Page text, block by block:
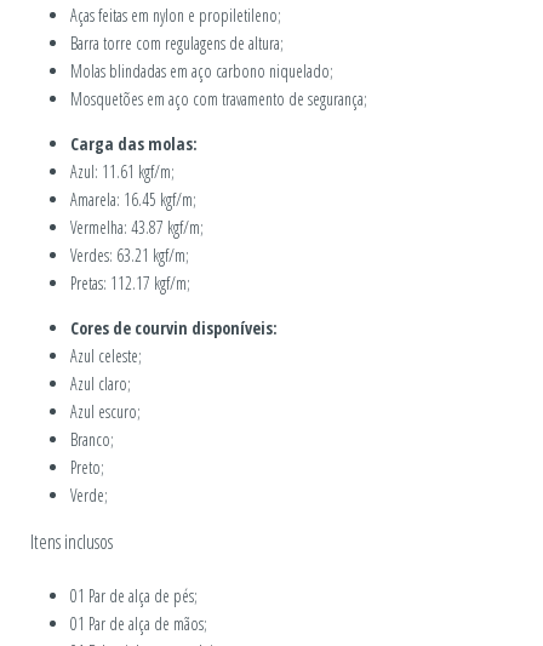
Aças feitas em nylon e propiletileno;
Barra torre com regulagens de altura;
Molas blindadas em aço carbono niquelado;
Mosquetões em aço com travamento de segurança;
Carga das molas:
Azul: 11.61 kgf/m;
Amarela: 16.45 kgf/m;
Vermelha: 43.87 kgf/m;
Verdes: 63.21 kgf/m;
Pretas: 112.17 kgf/m;
Cores de courvin disponíveis:
Azul celeste;
Azul claro;
Azul escuro;
Branco;
Preto;
Verde;
Itens inclusos
01 Par de alça de pés;
01 Par de alça de mãos;